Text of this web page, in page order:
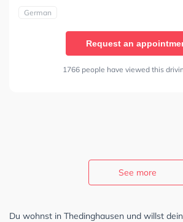
German
Request an
1766 people have viewed this
See more
Du wohnst in Thedinghausen und willst